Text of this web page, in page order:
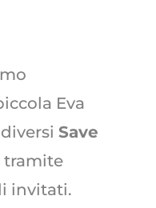
Eva
Save
tramite
invitati.